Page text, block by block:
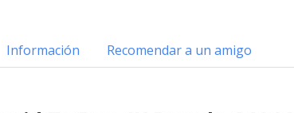
Información Recomendar a un amigo